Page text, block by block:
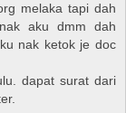
melaka tapi dah
aku dmm dah
nak ketok je doc
dapat surat dari